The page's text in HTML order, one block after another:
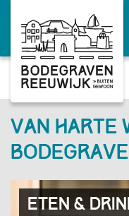
Van harte
Eten &